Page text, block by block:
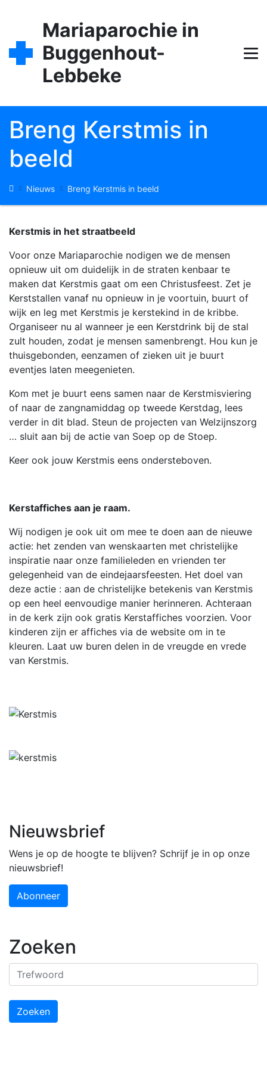
de
inhoud
Mariaparochie in
Buggenhout-
Lebbeke
Breng Kerstmis in
beeld
Kruimelpad
Nieuws Breng Kerstmis in beeld
Kerstmis in het straatbeeld
Voor onze Mariaparochie nodigen we de mensen
opnieuw uit om duidelijk in de straten kenbaar te
maken dat Kerstmis gaat om een Christusfeest. Zet je
Kerststallen vanaf nu opnieuw in je voortuin, buurt of
wijk en leg met Kerstmis je kerstekind in de kribbe.
Organiseer nu al wanneer je een Kerstdrink bij de stal
zult houden, zodat je mensen samenbrengt. Hou kun je
thuisgebonden, eenzamen of zieken uit je buurt
eventjes laten meegenieten.
Kom met je buurt eens samen naar de Kerstmisviering
of naar de zangnamiddag op tweede Kerstdag, lees
verder in dit blad. Steun de projecten van Welzijnszorg
… sluit aan bij de actie van Soep op de Stoep.
Keer ook jouw Kerstmis eens ondersteboven.
Kerstaffiches aan je raam.
Wij nodigen je ook uit om mee te doen aan de nieuwe
actie: het zenden van wenskaarten met christelijke
inspiratie naar onze familieleden en vrienden ter
gelegenheid van de eindejaarsfeesten. Het doel van
deze actie : aan de christelijke betekenis van Kerstmis
op een heel eenvoudige manier herinneren. Achteraan
in de kerk zijn ook gratis Kerstaffiches voorzien. Voor
kinderen zijn er affiches via de website om in te
kleuren. Laat uw buren delen in de vreugde en vrede
van Kerstmis.
Nieuwsbrief
Wens je op de hoogte te blijven? Schrijf je in op onze
nieuwsbrief!
Abonneer
Zoeken